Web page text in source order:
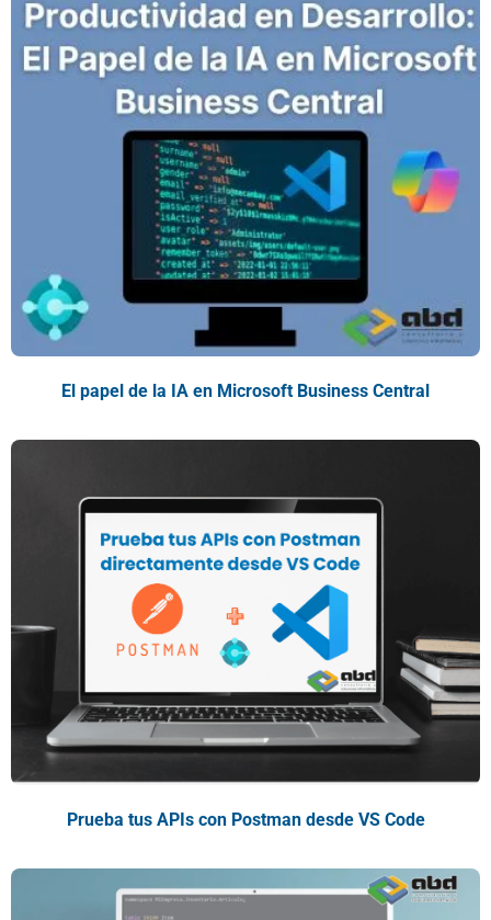
El papel de la IA en Microsoft Business Central
Prueba tus APIs con Postman desde VS Code